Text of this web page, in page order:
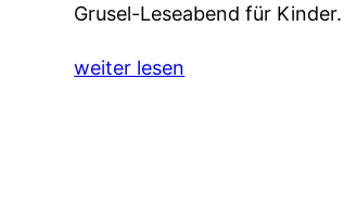
Grusel-Leseabend für
weiter lesen